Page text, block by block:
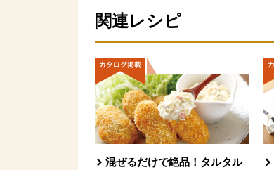
ウで開きます。
ウで開きます。
関連レシピ
混ぜるだけで絶品！タルタル